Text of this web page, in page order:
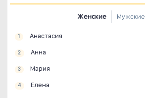
Женские Мужские
1 Анастасия
2 Анна
3 Мария
4 Елена